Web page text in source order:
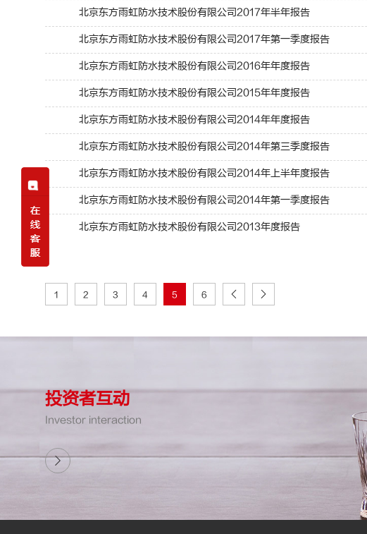
北京东方雨虹防水技术股份有限公司2017年半年报告
北京东方雨虹防水技术股份有限公司2017年第一季度报告
北京东方雨虹防水技术股份有限公司2016年年度报告
北京东方雨虹防水技术股份有限公司2015年年度报告
北京东方雨虹防水技术股份有限公司2014年年度报告
北京东方雨虹防水技术股份有限公司2014年第三季度报告
北京东方雨虹防水技术股份有限公司2014年上半年度报告
北京东方雨虹防水技术股份有限公司2014年第一季度报告
北京东方雨虹防水技术股份有限公司2013年度报告
1 2 3 4 5 6
投资者互动
Investor interaction